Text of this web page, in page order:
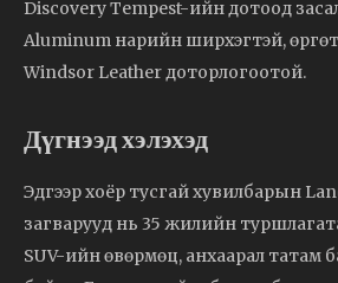
Discovery Tempest-ийн дотоод
Aluminum нарийн ширхэгтэй,
Windsor Leather доторлогоотой.
Дүгнээд хэлэхэд
Эдгээр хоёр тусгай хувилбарын
загварууд нь 35 жилийн
SUV-ийн өвөрмөц, анхаарал татам